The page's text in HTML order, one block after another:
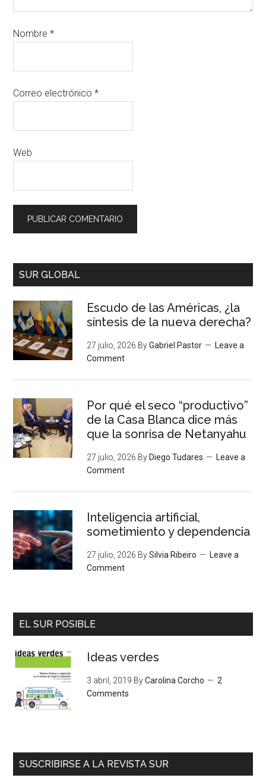
Nombre*
Correo electrónico*
Web
SUR GLOBAL
Escudo de las Américas, ¿la
síntesis de la nueva derecha?
27 julio, 2026 ByGabriel Pastor
Leave a
Comment
Por qué el seco “productivo”
de la Casa Blanca dice más
que la sonrisa de Netanyahu
27 julio, 2026 By Diego Tudares
Leave a
Comment
Inteligencia artificial,
sometimiento y dependencia
27 julio, 2026 BySilvia Ribeiro
Leave a
Comment
EL SUR POSIBLE
Ideas verdes
3 abril, 2019 ByCarolina Corcho
2
Comments
SUSCRIBIRSE A LA REVISTA SUR